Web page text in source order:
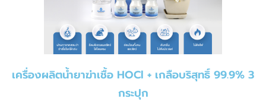
เครื่องผลิตน้ำยาฆ่าเชื้อ HOCl + เกลือบริสุทธิ์ 99.9% 3
กระปุก